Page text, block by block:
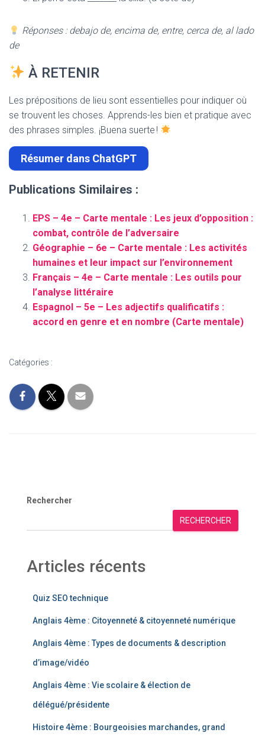
Réponses : debajo de, encima de, entre, cerca de, al lado
de
À RETENIR
Les prépositions de lieu sont essentielles pour indiquer où
se trouvent les choses. Apprends-les bien et pratique avec
des phrases simples. ¡Buena suerte !
Résumer dans ChatGPT
Publications Similaires :
EPS – 4e – Carte mentale : Les jeux d’opposition :
combat, contrôle de l’adversaire
Géographie – 6e – Carte mentale : Les activités
humaines et leur impact sur l’environnement
Français – 4e – Carte mentale : Les outils pour
l’analyse littéraire
Espagnol – 5e – Les adjectifs qualificatifs :
accord en genre et en nombre (Carte mentale)
Catégories :
Rechercher
RECHERCHER
Articles récents
Quiz SEO technique
Anglais 4ème : Citoyenneté & citoyenneté numérique
Anglais 4ème : Types de documents & description
d’image/vidéo
Anglais 4ème : Vie scolaire & élection de
délégué/présidente
Histoire 4ème : Bourgeoisies marchandes, grand